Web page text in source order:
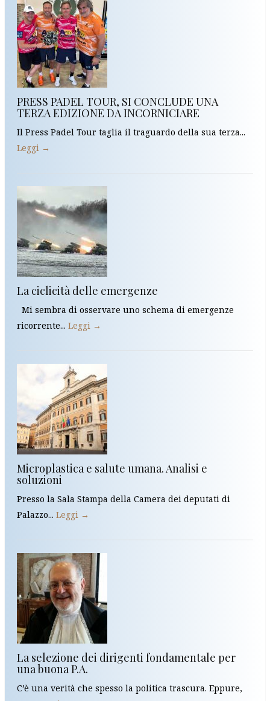
PRESS PADEL TOUR, SI CONCLUDE UNA
TERZA EDIZIONE DA INCORNICIARE
Il Press Padel Tour taglia il traguardo della sua terza...
Leggi →
La ciclicità delle emergenze
Mi sembra di osservare uno schema di emergenze
ricorrente... Leggi →
Microplastica e salute umana. Analisi e
soluzioni
Presso la Sala Stampa della Camera dei deputati di
Palazzo... Leggi →
La selezione dei dirigenti fondamentale per
una buona P.A.
C’è una verità che spesso la politica trascura. Eppure,